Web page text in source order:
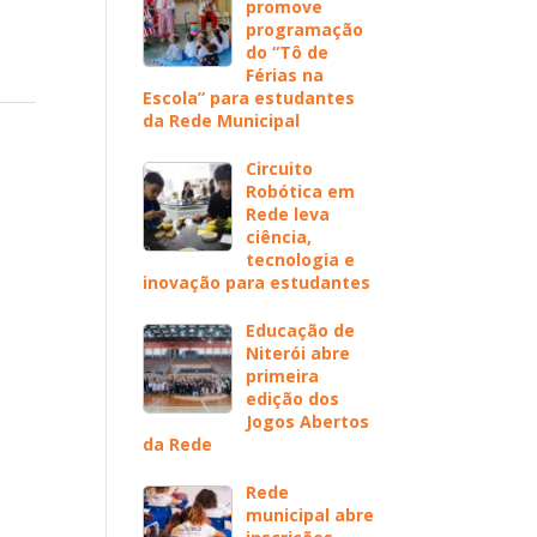
promove
programação
do “Tô de
Férias na
Escola” para estudantes
da Rede Municipal
Circuito
Robótica em
Rede leva
ciência,
tecnologia e
inovação para estudantes
Educação de
Niterói abre
primeira
edição dos
Jogos Abertos
da Rede
Rede
municipal abre